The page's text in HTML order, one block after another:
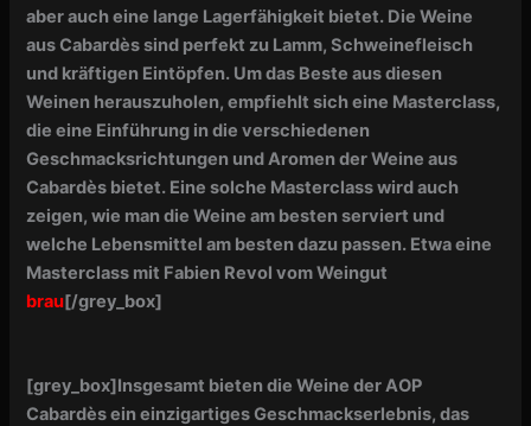
aber auch eine lange Lagerfähigkeit bietet. Die Weine
aus Cabardès sind perfekt zu Lamm, Schweinefleisch
und kräftigen Eintöpfen. Um das Beste aus diesen
Weinen herauszuholen, empfiehlt sich eine Masterclass,
die eine Einführung in die verschiedenen
Geschmacksrichtungen und Aromen der Weine aus
Cabardès bietet. Eine solche Masterclass wird auch
zeigen, wie man die Weine am besten serviert und
welche Lebensmittel am besten dazu passen. Etwa eine
Masterclass mit Fabien Revol vom Weingut
brau[/grey_box]
[grey_box]Insgesamt bieten die Weine der AOP
Cabardès ein einzigartiges Geschmackserlebnis, das